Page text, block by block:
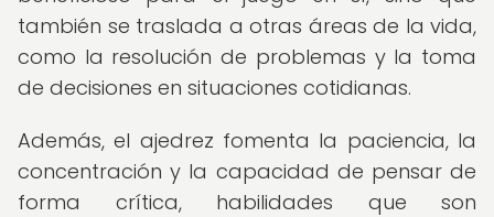
también se traslada a otras áreas de la vida,
como la resolución de problemas y la toma
de decisiones en situaciones cotidianas.
Además, el ajedrez fomenta la paciencia, la
concentración y la capacidad de pensar de
forma crítica, habilidades que son